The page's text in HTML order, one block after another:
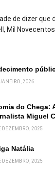
de dizer que
Mil
2026
do Chega:
Miguel
DEZEMBRO, 2025
Natália
DEZEMBRO, 2025